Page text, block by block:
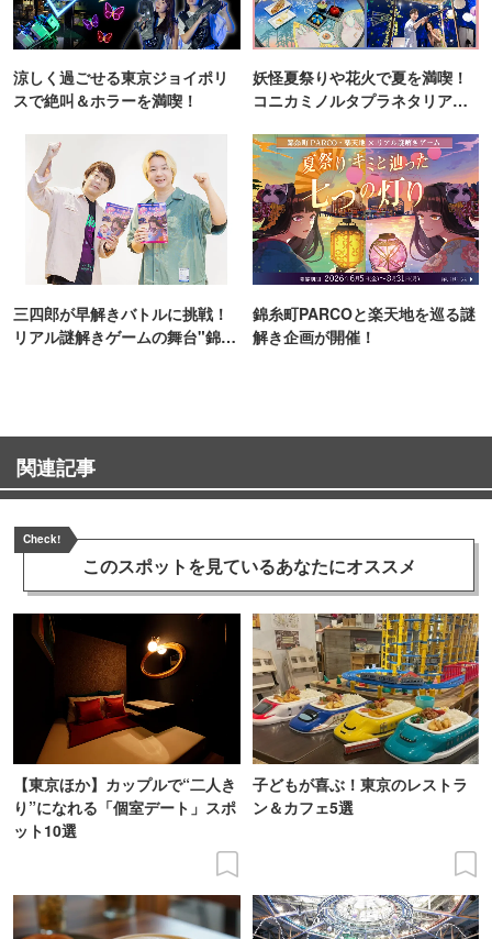
涼しく過ごせる東京ジョイポリ
スで絶叫＆ホラーを満喫！
妖怪夏祭りや花火で夏を満喫！
コニカミノルタプラネタリア
三四郎が早解きバトルに挑戦！
リアル謎解きゲームの舞台"錦糸
錦糸町PARCOと楽天地を巡る謎
解き企画が開催！
関連記事
Check!
このスポットを見ているあなたにオススメ
【東京ほか】カップルで“二人き
り”になれる「個室デート」スポ
ット10選
子どもが喜ぶ！東京のレストラ
ン＆カフェ5選